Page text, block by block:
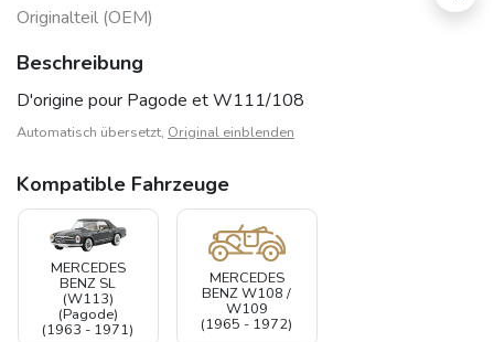
Originalteil (OEM)
Beschreibung
D'origine pour Pagode et W111/108
Automatisch übersetzt, Original einblenden
Kompatible Fahrzeuge
MERCEDES
BENZ SL
(W113)
(Pagode)
(1963 - 1971)
MERCEDES
BENZ W108 /
W109
(1965 - 1972)